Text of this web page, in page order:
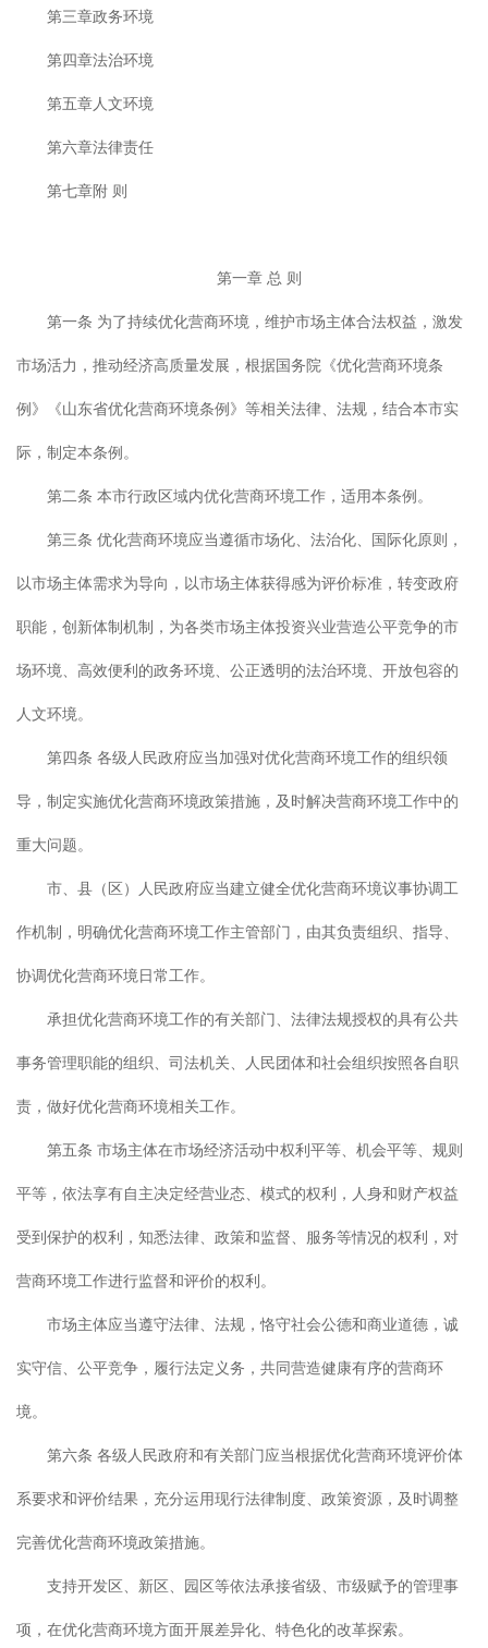
第三章政务环境
第四章法治环境
第五章人文环境
第六章法律责任
第七章附 则
第一章 总 则
第一条 为了持续优化营商环境，维护市场主体合法权益，激发
市场活力，推动经济高质量发展，根据国务院《优化营商环境条
例》《山东省优化营商环境条例》等相关法律、法规，结合本市实
际，制定本条例。
第二条 本市行政区域内优化营商环境工作，适用本条例。
第三条 优化营商环境应当遵循市场化、法治化、国际化原则，
以市场主体需求为导向，以市场主体获得感为评价标准，转变政府
职能，创新体制机制，为各类市场主体投资兴业营造公平竞争的市
场环境、高效便利的政务环境、公正透明的法治环境、开放包容的
人文环境。
第四条 各级人民政府应当加强对优化营商环境工作的组织领
导，制定实施优化营商环境政策措施，及时解决营商环境工作中的
重大问题。
市、县（区）人民政府应当建立健全优化营商环境议事协调工
作机制，明确优化营商环境工作主管部门，由其负责组织、指导、
协调优化营商环境日常工作。
承担优化营商环境工作的有关部门、法律法规授权的具有公共
事务管理职能的组织、司法机关、人民团体和社会组织按照各自职
责，做好优化营商环境相关工作。
第五条 市场主体在市场经济活动中权利平等、机会平等、规则
平等，依法享有自主决定经营业态、模式的权利，人身和财产权益
受到保护的权利，知悉法律、政策和监督、服务等情况的权利，对
营商环境工作进行监督和评价的权利。
市场主体应当遵守法律、法规，恪守社会公德和商业道德，诚
实守信、公平竞争，履行法定义务，共同营造健康有序的营商环
境。
第六条 各级人民政府和有关部门应当根据优化营商环境评价体
系要求和评价结果，充分运用现行法律制度、政策资源，及时调整
完善优化营商环境政策措施。
支持开发区、新区、园区等依法承接省级、市级赋予的管理事
项，在优化营商环境方面开展差异化、特色化的改革探索。